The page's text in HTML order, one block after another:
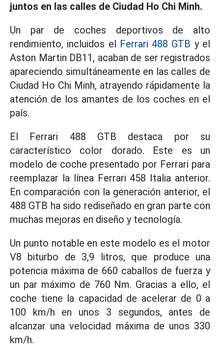
juntos en las calles de Ciudad Ho Chi Minh.
Un par de coches deportivos de alto
rendimiento, incluidos el Ferrari 488 GTB y el
Aston Martin DB11, acaban de ser registrados
apareciendo simultáneamente en las calles de
Ciudad Ho Chi Minh, atrayendo rápidamente la
atención de los amantes de los coches en el
país.
El Ferrari 488 GTB destaca por su
característico color dorado. Este es un
modelo de coche presentado por Ferrari para
reemplazar la línea Ferrari 458 Italia anterior.
En comparación con la generación anterior, el
488 GTB ha sido rediseñado en gran parte con
muchas mejoras en diseño y tecnología.
Un punto notable en este modelo es el motor
V8 biturbo de 3,9 litros, que produce una
potencia máxima de 660 caballos de fuerza y
un par máximo de 760 Nm. Gracias a ello, el
coche tiene la capacidad de acelerar de 0 a
100 km/h en unos 3 segundos, antes de
alcanzar una velocidad máxima de unos 330
km/h.